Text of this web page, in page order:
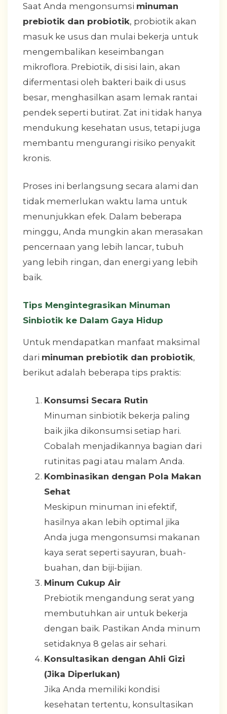
Saat Anda mengonsumsi minuman
prebiotik dan probiotik, probiotik akan
masuk ke usus dan mulai bekerja untuk
mengembalikan keseimbangan
mikroflora. Prebiotik, di sisi lain, akan
difermentasi oleh bakteri baik di usus
besar, menghasilkan asam lemak rantai
pendek seperti butirat. Zat ini tidak hanya
mendukung kesehatan usus, tetapi juga
membantu mengurangi risiko penyakit
kronis.
Proses ini berlangsung secara alami dan
tidak memerlukan waktu lama untuk
menunjukkan efek. Dalam beberapa
minggu, Anda mungkin akan merasakan
pencernaan yang lebih lancar, tubuh
yang lebih ringan, dan energi yang lebih
baik.
Tips Mengintegrasikan Minuman
Sinbiotik ke Dalam Gaya Hidup
Untuk mendapatkan manfaat maksimal
dari minuman prebiotik dan probiotik,
berikut adalah beberapa tips praktis:
Konsumsi Secara Rutin
Minuman sinbiotik bekerja paling
baik jika dikonsumsi setiap hari.
Cobalah menjadikannya bagian dari
rutinitas pagi atau malam Anda.
Kombinasikan dengan Pola Makan
Sehat
Meskipun minuman ini efektif,
hasilnya akan lebih optimal jika
Anda juga mengonsumsi makanan
kaya serat seperti sayuran, buah-
buahan, dan biji-bijian.
Minum Cukup Air
Prebiotik mengandung serat yang
membutuhkan air untuk bekerja
dengan baik. Pastikan Anda minum
setidaknya 8 gelas air sehari.
Konsultasikan dengan Ahli Gizi
(Jika Diperlukan)
Jika Anda memiliki kondisi
kesehatan tertentu, konsultasikan